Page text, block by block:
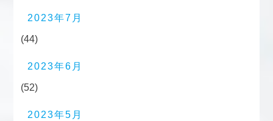
2023年7月
(44)
2023年6月
(52)
2023年5月